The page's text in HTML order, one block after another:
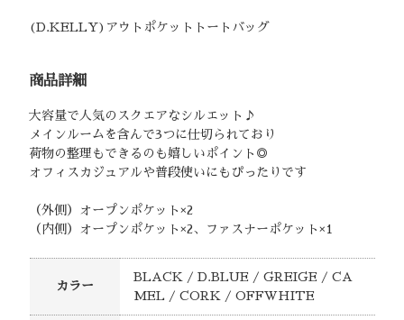
(D.KELLY)アウトポケットトートバッグ
商品詳細
大容量で人気のスクエアなシルエット♪
メインルームを含んで3つに仕切られており
荷物の整理もできるのも嬉しいポイント◎
オフィスカジュアルや普段使いにもぴったりです
（外側）オープンポケット×2
（内側）オープンポケット×2、ファスナーポケット×1
カラー
BLACK / D.BLUE / GREIGE / CA
MEL / CORK / OFFWHITE